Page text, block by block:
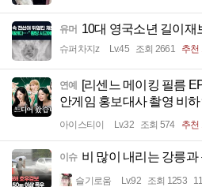
유머 10대 영국소년 길이재
슈퍼차지z Lv.45 조회 2661 추천
연예 [리센느 메이킹 필름
안게임 홍보대사 촬영 비
아이스티이 Lv.32 조회 574 추천
이슈 비 많이 내리는 강릉과
슬기로움 Lv.92 조회 1253